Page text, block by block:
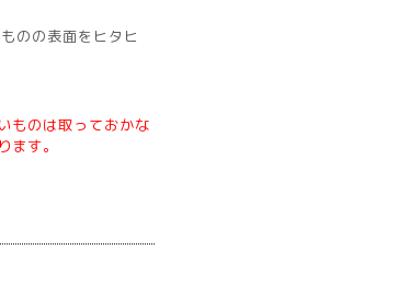
のの表面をヒタヒ
ものは取っておかな
す。